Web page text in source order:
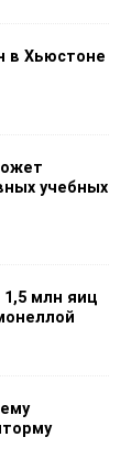
в Хьюстоне
учебных
1,5 млн яиц